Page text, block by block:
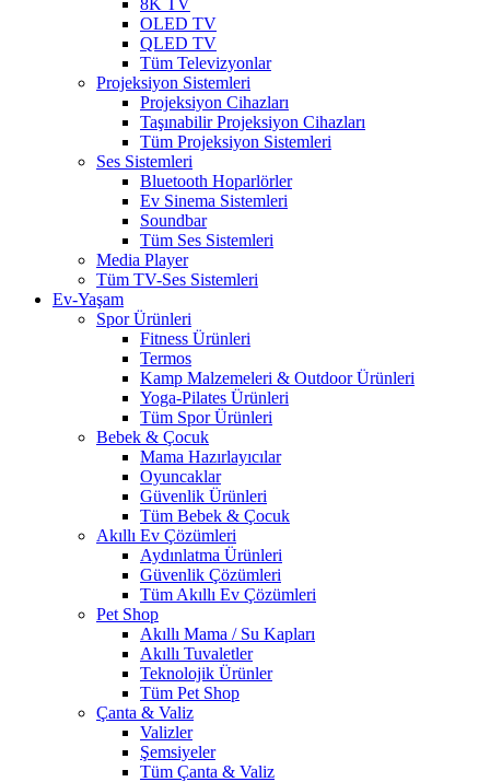
8K TV
OLED TV
QLED TV
Tüm Televizyonlar
Projeksiyon Sistemleri
Projeksiyon Cihazları
Taşınabilir Projeksiyon Cihazları
Tüm Projeksiyon Sistemleri
Ses Sistemleri
Bluetooth Hoparlörler
Ev Sinema Sistemleri
Soundbar
Tüm Ses Sistemleri
Media Player
Tüm TV-Ses Sistemleri
Ev-Yaşam
Spor Ürünleri
Fitness Ürünleri
Termos
Kamp Malzemeleri & Outdoor Ürünleri
Yoga-Pilates Ürünleri
Tüm Spor Ürünleri
Bebek & Çocuk
Mama Hazırlayıcılar
Oyuncaklar
Güvenlik Ürünleri
Tüm Bebek & Çocuk
Akıllı Ev Çözümleri
Aydınlatma Ürünleri
Güvenlik Çözümleri
Tüm Akıllı Ev Çözümleri
Pet Shop
Akıllı Mama / Su Kapları
Akıllı Tuvaletler
Teknolojik Ürünler
Tüm Pet Shop
Çanta & Valiz
Valizler
Şemsiyeler
Tüm Çanta & Valiz